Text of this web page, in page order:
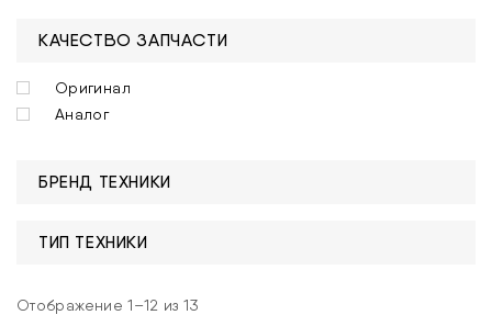
КАЧЕСТВО ЗАПЧАСТИ
Оригинал
Аналог
БРЕНД ТЕХНИКИ
ТИП ТЕХНИКИ
Отображение 1–12 из 13